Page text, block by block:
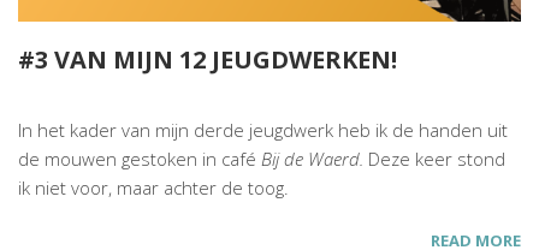
#3 VAN MIJN 12 JEUGDWERKEN!
In het kader van mijn derde jeugdwerk heb ik de handen uit
de mouwen gestoken in café Bij de Waerd. Deze keer stond
ik niet voor, maar achter de toog.
READ MORE